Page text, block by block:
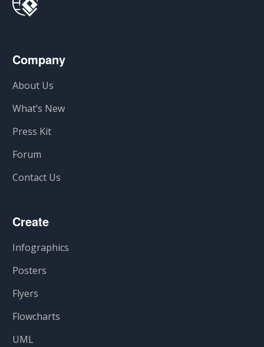
Company
About Us
What’s New
Press Kit
Forum
Contact Us
Create
Infographics
Posters
Flyers
Flowcharts
UML